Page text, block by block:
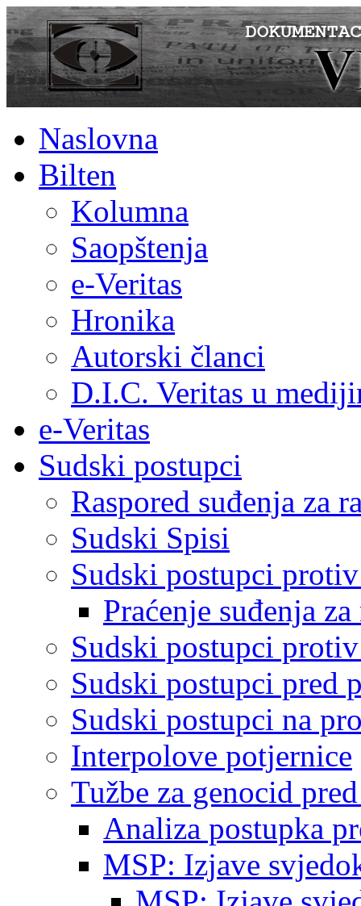
Naslovna
Bilten
Kolumna
Saopštenja
e-Veritas
Hronika
Autorski članci
D.I.C. Veritas u
e-Veritas
Sudski postupci
Raspored suđenja za
Sudski Spisi
Sudski postupci
Praćenje suđenja
Sudski postupci
Sudski postupci pred
Sudski postupci na
Interpolove potjernice
Tužbe za genocid
Analiza postupka
MSP: Izjave